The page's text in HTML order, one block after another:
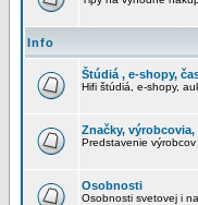
Info
Štúdiá , e-shopy,
Hifi štúdiá, e-shopy,
Značky,
Predstavenie
Osobnosti
Osobnosti svetovej i